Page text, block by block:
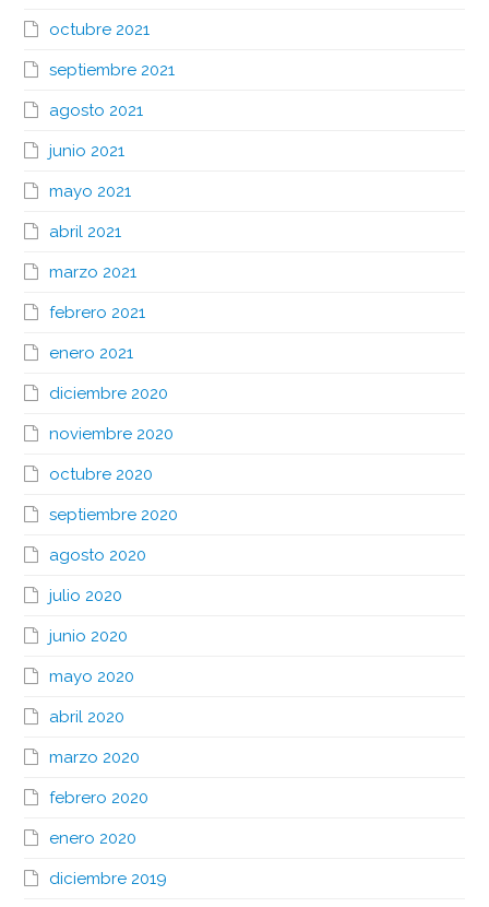
octubre 2021
septiembre 2021
agosto 2021
junio 2021
mayo 2021
abril 2021
marzo 2021
febrero 2021
enero 2021
diciembre 2020
noviembre 2020
octubre 2020
septiembre 2020
agosto 2020
julio 2020
junio 2020
mayo 2020
abril 2020
marzo 2020
febrero 2020
enero 2020
diciembre 2019